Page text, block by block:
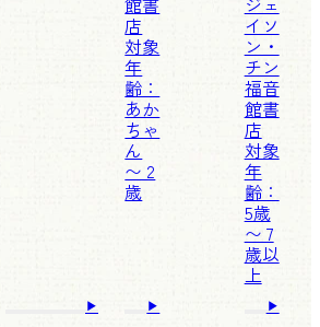
店
対象
年
齢：
あか
ちゃ
ん
〜 2
歳
イソ
ン・
チン
福音
館書
店
対象
年
齢：
5歳
〜 7
歳以
上